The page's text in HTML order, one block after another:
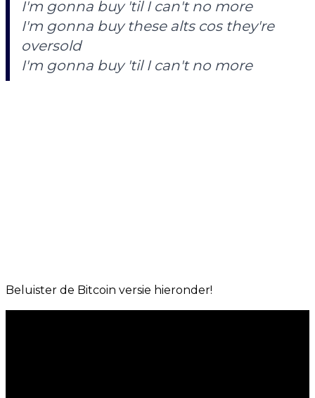
I'm gonna buy 'til I can't no more
I'm gonna buy these alts cos they're
oversold
I'm gonna buy 'til I can't no more
Beluister de Bitcoin versie hieronder!